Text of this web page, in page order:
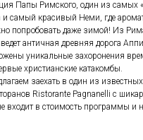
Папы Римского, один из самых
и самый красивый Неми, где
попробовать даже зимой! Из
античная древняя дорога
уникальные захоронения
христианские катакомбы.
заехать в один из
Ristorante Pagnanelli с
входит в стоимость программы и